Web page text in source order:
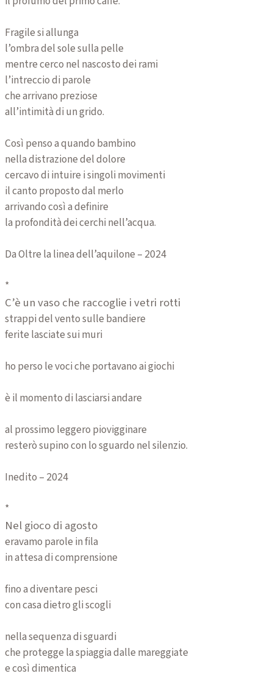
Fragile si allunga
l’ombra del sole sulla pelle
mentre cerco nel nascosto dei rami
l’intreccio di parole
che arrivano preziose
all’intimità di un grido.
Così penso a quando bambino
nella distrazione del dolore
cercavo di intuire i singoli movimenti
il canto proposto dal merlo
arrivando così a definire
la profondità dei cerchi nell’acqua.
Da Oltre la linea dell’aquilone – 2024
*
C’è un vaso che raccoglie i vetri rotti
strappi del vento sulle bandiere
ferite lasciate sui muri
ho perso le voci che portavano ai giochi
è il momento di lasciarsi andare
al prossimo leggero piovigginare
resterò supino con lo sguardo nel silenzio.
Inedito – 2024
*
Nel gioco di agosto
eravamo parole in fila
in attesa di comprensione
fino a diventare pesci
con casa dietro gli scogli
nella sequenza di sguardi
che protegge la spiaggia dalle mareggiate
e così dimentica